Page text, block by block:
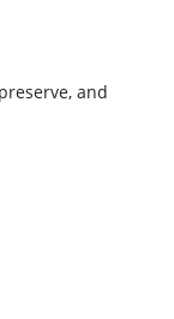
and